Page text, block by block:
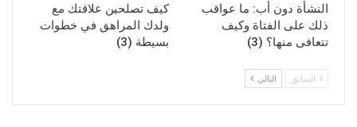
النشأة دون أب: ما عواقب
ذلك على الفتاة وكيف
تتعافى منها؟ (3)
كيف تصلحين علاقتك مع
ولدك المراهق في خطوات
بسيطة (3)
السابق التالي